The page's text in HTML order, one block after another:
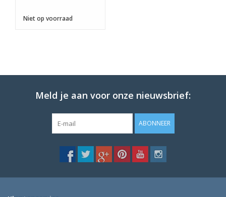
Niet op voorraad
Meld je aan voor onze nieuwsbrief:
ABONNEER